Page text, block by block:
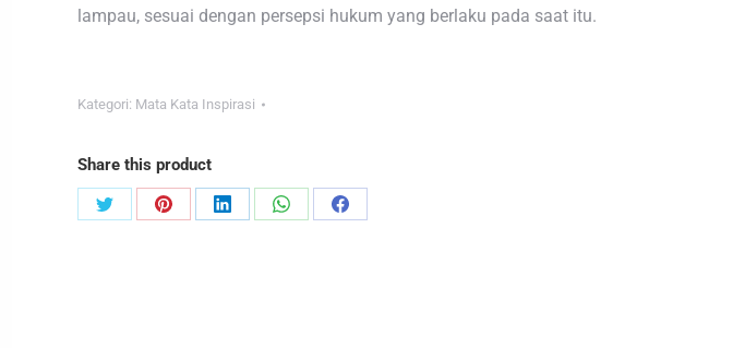
lampau, sesuai dengan persepsi hukum yang berlaku pada saat itu.
Kategori: Mata Kata Inspirasi
Share this product
Share
Share
Share
Share
Share